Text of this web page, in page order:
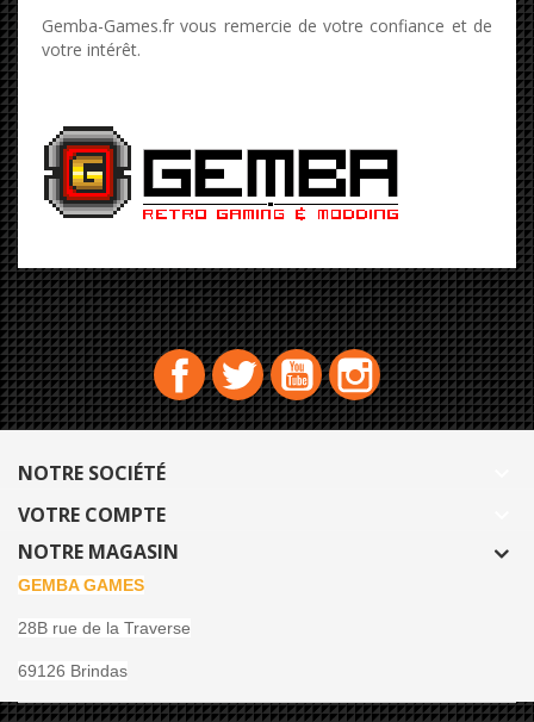
Gemba-Games.fr vous remercie de votre confiance et de
votre intérêt.
FacebookTwitterYouTubeInstagram
NOTRE SOCIÉTÉ
VOTRE COMPTE
NOTRE MAGASIN
GEMBA GAMES
28B rue de la Traverse
69126 Brindas